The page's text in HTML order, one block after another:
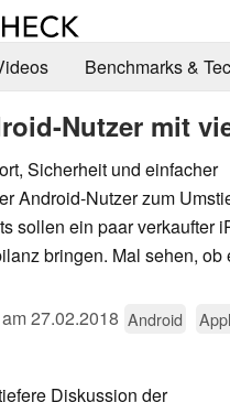
Benchmarks &
Nutzer mit
Sicherheit und einfacher
Android-Nutzer zum
sollen ein paar verkaufter
bringen. Mal sehen, ob
27.02.2018 Android
Diskussion der